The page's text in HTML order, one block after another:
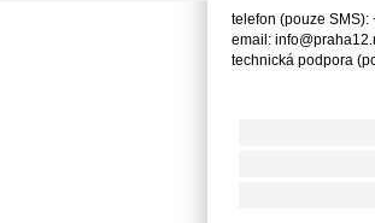
telefon (pouze
email:
technická podpora